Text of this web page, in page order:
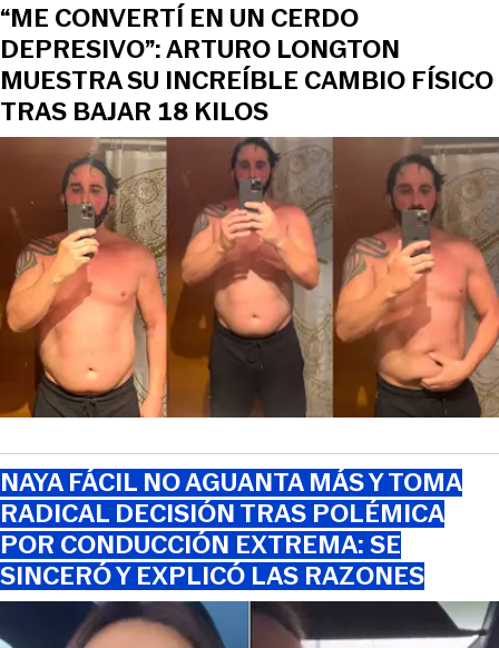
“ME CONVERTÍ EN UN CERDO
DEPRESIVO”: ARTURO LONGTON
MUESTRA SU INCREÍBLE CAMBIO FÍSICO
TRAS BAJAR 18 KILOS
NAYA FÁCIL NO AGUANTA MÁS Y TOMA
RADICAL DECISIÓN TRAS POLÉMICA
POR CONDUCCIÓN EXTREMA: SE
SINCERÓ Y EXPLICÓ LAS RAZONES